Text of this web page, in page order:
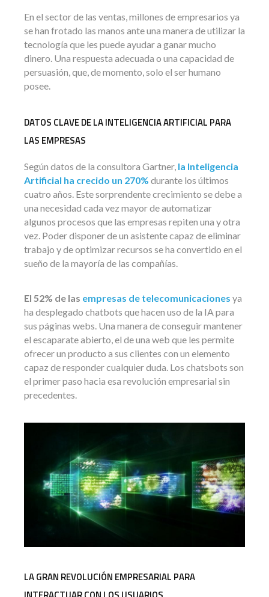
En el sector de las ventas, millones de empresarios ya
se han frotado las manos ante una manera de utilizar la
tecnología que les puede ayudar a ganar mucho
dinero. Una respuesta adecuada o una capacidad de
persuasión, que, de momento, solo el ser humano
posee.
DATOS CLAVE DE LA INTELIGENCIA ARTIFICIAL PARA
LAS EMPRESAS
Según datos de la consultora Gartner, la Inteligencia
Artificial ha crecido un 270% durante los últimos
cuatro años. Este sorprendente crecimiento se debe a
una necesidad cada vez mayor de automatizar
algunos procesos que las empresas repiten una y otra
vez. Poder disponer de un asistente capaz de eliminar
trabajo y de optimizar recursos se ha convertido en el
sueño de la mayoría de las compañías.
El 52% de las empresas de telecomunicaciones ya
ha desplegado chatbots que hacen uso de la IA para
sus páginas webs. Una manera de conseguir mantener
el escaparate abierto, el de una web que les permite
ofrecer un producto a sus clientes con un elemento
capaz de responder cualquier duda. Los chatsbots son
el primer paso hacia esa revolución empresarial sin
precedentes.
LA GRAN REVOLUCIÓN EMPRESARIAL PARA